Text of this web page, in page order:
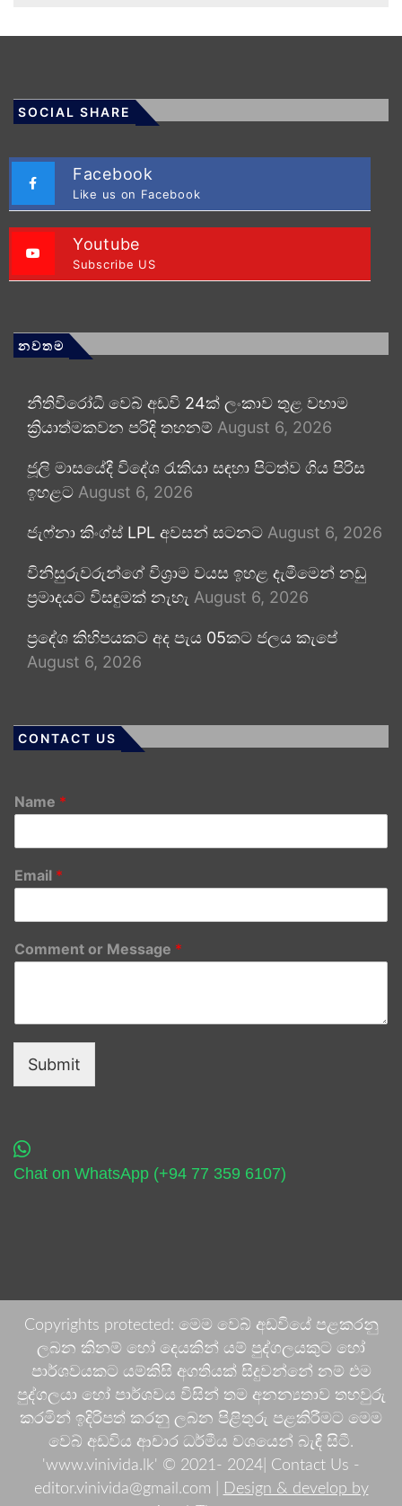
SOCIAL SHARE
Facebook
Like us on Facebook
Youtube
Subscribe US
නවතම
නීතිවිරෝධී වෙබ් අඩවි 24ක් ලංකාව තුළ වහාම
ක්‍රියාත්මකවන පරිදි තහනම් August 6, 2026
ජූලි මාසයේදී විදේශ රැකියා සඳහා පිටත්ව ගිය පිරිස
ඉහළට August 6, 2026
ජැෆ්නා කිංග්ස් LPL අවසන් සටනට August 6, 2026
විනිසුරුවරුන්ගේ විශ්‍රාම වයස ඉහළ දැමීමෙන් නඩු
ප්‍රමාදයට විසඳුමක් නැහැ August 6, 2026
ප්‍රදේශ කිහිපයකට අද පැය 05කට ජලය කැපේ
August 6, 2026
CONTACT US
Name *
Email *
Comment or Message *
Submit
Chat on WhatsApp (+94 77 359 6107)
Copyrights protected: මෙම වෙබ් අඩවියේ පළකරනු
ලබන කිනම් හෝ දෙයකින් යම් පුද්ගලයකුට හෝ
පාර්ශවයකට යම්කිසි අගතියක් සිදුවන්නේ නම් එම
පුද්ගලයා හෝ පාර්ශවය විසින් තම අනන්‍යතාව තහවුරු
කරමින් ඉදිරිපත් කරනු ලබන පිළිතුරු පළකිරීමට මෙම
වෙබ් අඩවිය ආචාර ධර්මීය වශයෙන් බැඳී සිටී.
'www.vinivida.lk' © 2021- 2024| Contact Us -
editor.vinivida@gmail.com |
Design & develop by